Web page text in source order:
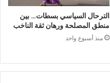
الترحال السياسي بسطات… بين
منطق المصلحة ورهان ثقة الناخب
منذ أسبوع واحد